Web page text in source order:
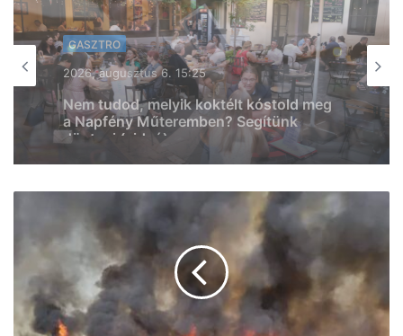
KIKAPCS
2026, augusztus 6. 10:53
Teljes lett a SZIN programja: mutatjuk,
hol és kik pörgetik fel Szeged utolsó
nagy nyári buliját